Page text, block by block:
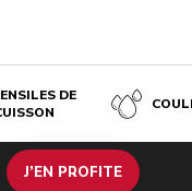
DE
J’EN PROFITE
techniques
€ 48,30